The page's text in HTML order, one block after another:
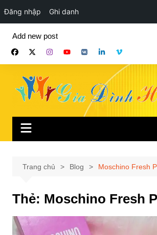
Đăng nhập Ghi danh
phần
Add new post
Trang chủ Blog Moschino Fresh
Thẻ: Moschino Fresh